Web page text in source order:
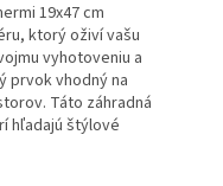
19x47 cm
ktorý oživí vašu
vyhotoveniu a
prvok vhodný na
Táto záhradná
hľadajú štýlové